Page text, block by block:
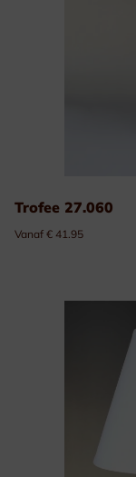
Trofee 27.060
Vanaf € 41.95